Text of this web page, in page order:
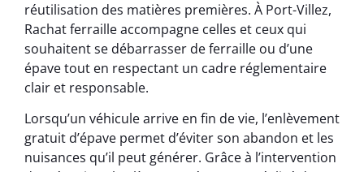
réutilisation des matières premières. À Port-Villez,
Rachat ferraille accompagne celles et ceux qui
souhaitent se débarrasser de ferraille ou d’une
épave tout en respectant un cadre réglementaire
clair et responsable.
Lorsqu’un véhicule arrive en fin de vie, l’enlèvement
gratuit d’épave permet d’éviter son abandon et les
nuisances qu’il peut générer. Grâce à l’intervention